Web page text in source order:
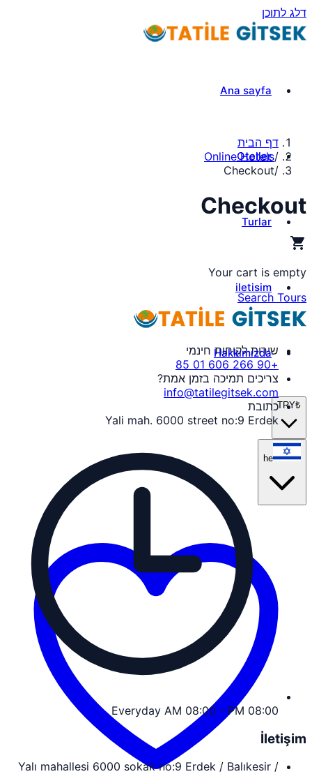
דלג לתוכן
Ana sayfa
Oteller
Turlar
iletisim
Hakkımızda
₺
TRY
he
דף הבית
/
Online Hotels
/
Checkout
Checkout
shopping_cart
Your cart is empty
Search Tours
שירות לקוחות חינמי
+90 266 606 01 85
צריכים תמיכה בזמן אמת?
info@tatilegitsek.com
כתובת
Yali mah. 6000 street no:9 Erdek
Everyday AM 08:00 - PM 08:00
İletişim
Yalı mahallesi 6000 sokak no:9 Erdek / Balıkesir /